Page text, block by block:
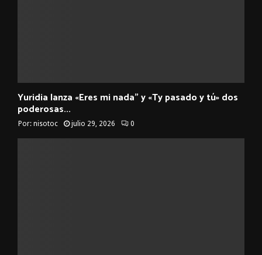
Yuridia lanza «Eres mi nada” y «Ty pasado y tú» dos
poderosas...
Por: nisotoc julio 29, 2026 0